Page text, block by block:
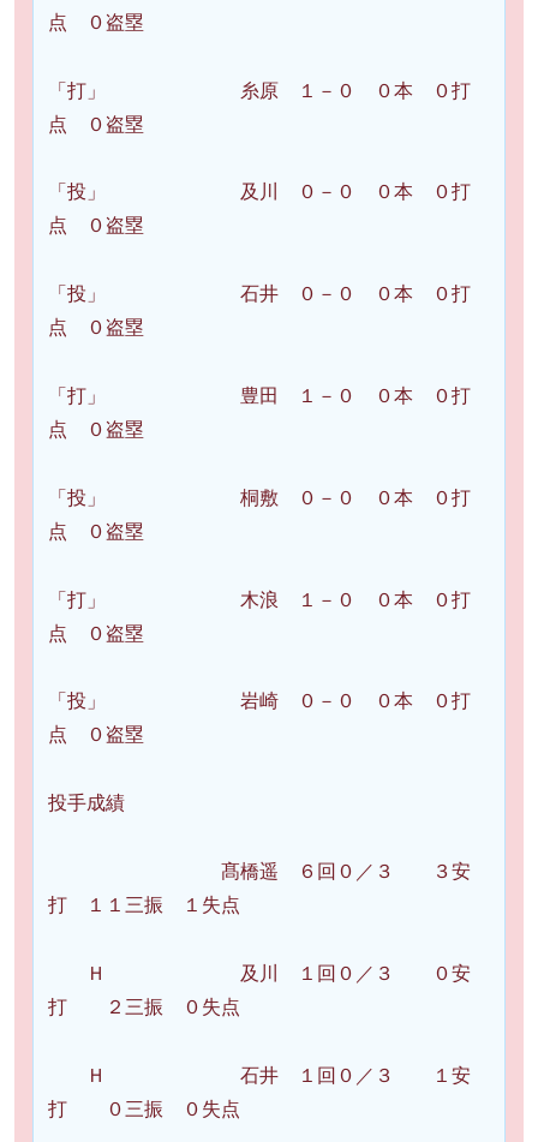
点 ０盗塁
「打」 糸原 １－０ ０本 ０打
点 ０盗塁
「投」 及川 ０－０ ０本 ０打
点 ０盗塁
「投」 石井 ０－０ ０本 ０打
点 ０盗塁
「打」 豊田 １－０ ０本 ０打
点 ０盗塁
「投」 桐敷 ０－０ ０本 ０打
点 ０盗塁
「打」 木浪 １－０ ０本 ０打
点 ０盗塁
「投」 岩崎 ０－０ ０本 ０打
点 ０盗塁
投手成績
髙橋遥 ６回０／３ ３安
打 １１三振 １失点
Ｈ 及川 １回０／３ ０安
打 ２三振 ０失点
Ｈ 石井 １回０／３ １安
打 ０三振 ０失点